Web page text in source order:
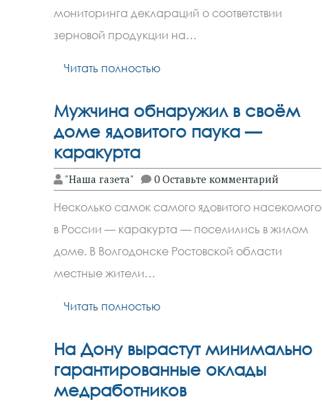
мониторинга деклараций о соответствии
зерновой продукции на…
Читать полностью
Мужчина обнаружил в своём
доме ядовитого паука —
каракурта
"Наша газета" 0 Оставьте комментарий
Несколько самок самого ядовитого насекомого
в России — каракурта — поселились в жилом
доме. В Волгодонске Ростовской области
местные жители…
Читать полностью
На Дону вырастут минимально
гарантированные оклады
медработников